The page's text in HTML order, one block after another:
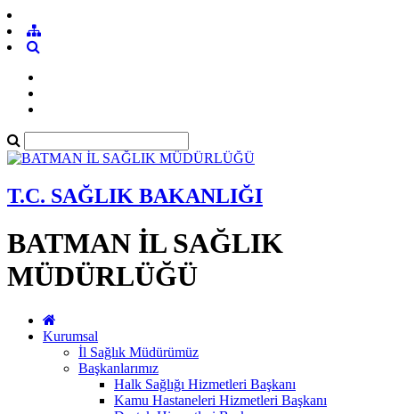
T.C. SAĞLIK BAKANLIĞI
BATMAN İL SAĞLIK
MÜDÜRLÜĞÜ
Kurumsal
İl Sağlık Müdürümüz
Başkanlarımız
Halk Sağlığı Hizmetleri Başkanı
Kamu Hastaneleri Hizmetleri Başkanı